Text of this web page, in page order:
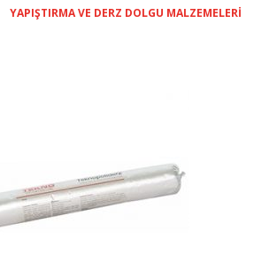
YAPIŞTIRMA VE DERZ DOLGU MALZEMELERI